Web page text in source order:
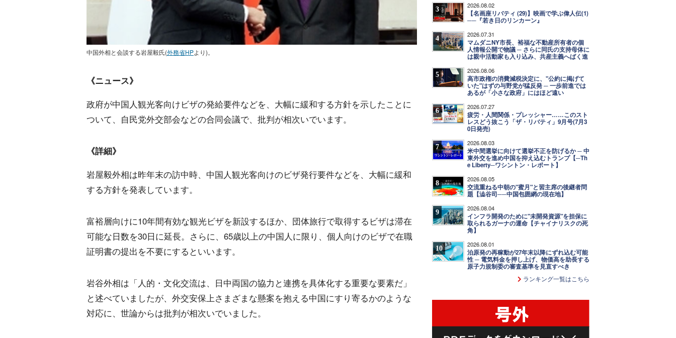
中国外相と会談する岩屋毅氏(外務省HPより)。
《ニュース》
政府が中国人観光客向けビザの発給要件などを、大幅に緩和する方針を示したことに
ついて、自民党外交部会などの合同会議で、批判が相次いでいます。
《詳細》
岩屋毅外相は昨年末の訪中時、中国人観光客向けのビザ発行要件などを、大幅に緩和
する方針を発表しています。
富裕層向けに10年間有効な観光ビザを新設するほか、団体旅行で取得するビザは滞在
可能な日数を30日に延長。さらに、65歳以上の中国人に限り、個人向けのビザで在職
証明書の提出を不要にするといいます。
岩谷外相は「人的・文化交流は、日中両国の協力と連携を具体化する重要な要素だ」
と述べていましたが、外交安保上さまざまな懸案を抱える中国にすり寄るかのような
対応に、世論からは批判が相次いでいました。
3 2026.08.02
【名画座リバティ (29)】映画で学ぶ偉人伝(1)
──『若き日のリンカーン』
4 2026.07.31
マムダニNY市長、裕福な不動産所有者の個
人情報公開で物議 ─ さらに同氏の支持母体に
は親中活動家も入り込み、共産主義へばく進
5 2026.08.06
高市政権の消費減税決定に、"公約に掲げて
いた"はずの与野党が猛反発 ─ 一歩前進では
あるが「小さな政府」にはほど遠い
6 2026.07.27
疲労・人間関係・プレッシャー……このスト
レスどう抜こう「ザ・リバティ」9月号(7月3
0日発売)
7 2026.08.03
米中間選挙に向けて選挙不正を防げるか ─ 中
東外交を進め中国を抑え込むトランプ【─Th
e Liberty─ワシントン・レポート】
8 2026.08.05
交流重ねる中朝の"蜜月"と習主席の後継者問
題【澁谷司──中国包囲網の現在地】
9 2026.08.04
インフラ開発のために"未開発資源"を担保に
取られるガーナの運命【チャイナリスクの死
角】
10 2026.08.01
泊原発の再稼動が27年末以降にずれ込む可能
性 ─ 電気料金を押し上げ、物価高を助長する
原子力規制委の審査基準を見直すべき
ランキング一覧はこちら